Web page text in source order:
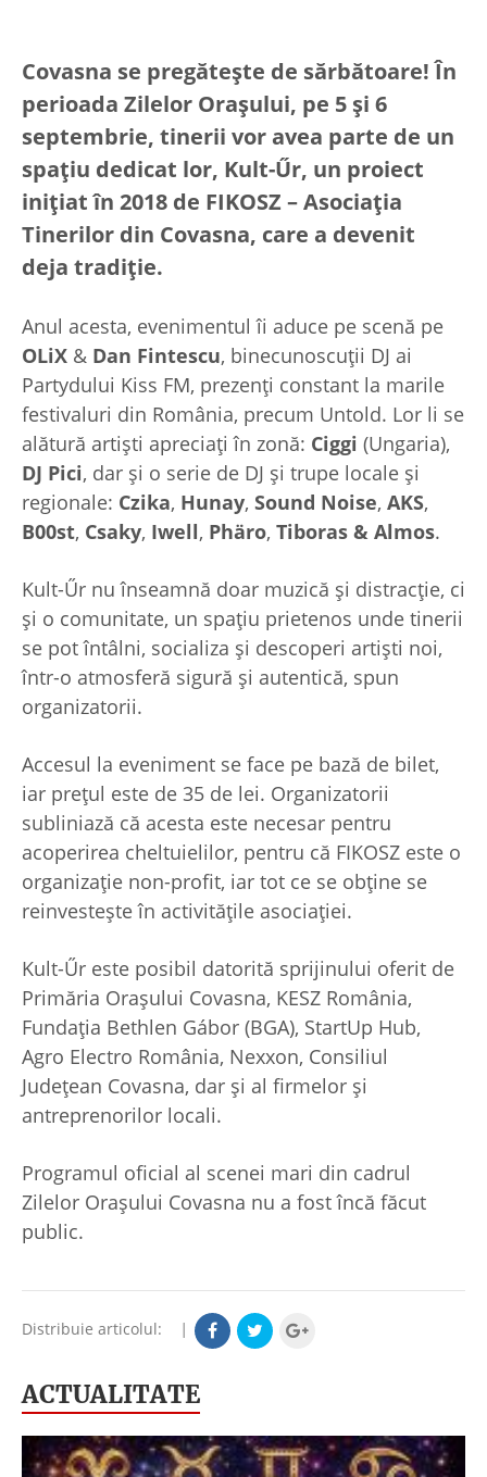
Covasna se pregătește de sărbătoare! În
perioada Zilelor Orașului, pe 5 și 6
septembrie, tinerii vor avea parte de un
spațiu dedicat lor, Kult-Űr, un proiect
inițiat în 2018 de FIKOSZ – Asociația
Tinerilor din Covasna, care a devenit
deja tradiție.
Anul acesta, evenimentul îi aduce pe scenă pe
OLiX & Dan Fintescu, binecunoscuții DJ ai
Partydului Kiss FM, prezenți constant la marile
festivaluri din România, precum Untold. Lor li se
alătură artiști apreciați în zonă: Ciggi (Ungaria),
DJ Pici, dar și o serie de DJ și trupe locale și
regionale: Czika, Hunay, Sound Noise, AKS,
B00st, Csaky, Iwell, Phäro, Tiboras & Almos.
Kult-Űr nu înseamnă doar muzică și distracție, ci
și o comunitate, un spațiu prietenos unde tinerii
se pot întâlni, socializa și descoperi artiști noi,
într-o atmosferă sigură și autentică, spun
organizatorii.
Accesul la eveniment se face pe bază de bilet,
iar prețul este de 35 de lei. Organizatorii
subliniază că acesta este necesar pentru
acoperirea cheltuielilor, pentru că FIKOSZ este o
organizație non-profit, iar tot ce se obține se
reinvestește în activitățile asociației.
Kult-Űr este posibil datorită sprijinului oferit de
Primăria Orașului Covasna, KESZ România,
Fundația Bethlen Gábor (BGA), StartUp Hub,
Agro Electro România, Nexxon, Consiliul
Județean Covasna, dar și al firmelor și
antreprenorilor locali.
Programul oficial al scenei mari din cadrul
Zilelor Orașului Covasna nu a fost încă făcut
public.
Distribuie articolul: |
ACTUALITATE